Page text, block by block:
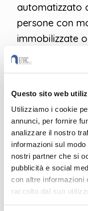
Questo sito web
Utilizziamo i cookie
annunci, per fornire
analizzare il nostro
informazioni sul
nostri partner che si
pubblicità e social
con altre informazioni
raccolto dal suo
automatizzato
persone con
immobilizzate
e depositare
nell’armadio
selezionati (tra
Italia) per
sono svolte a
maggio .